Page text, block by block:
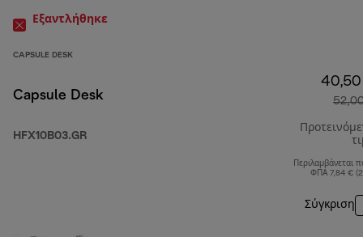
Εξαντλήθηκε
CAPSULE DESK
Capsule Desk
HFX10B03.GR
Περιλαμβάνεται
ΦΠΑ 7,84 €
Σύγκριση